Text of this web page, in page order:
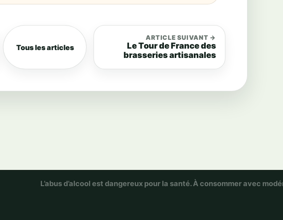
Tous les articles
ARTICLE SUIVANT →
Le Tour de France des
brasseries artisanales
L’abus d’alcool est dangereux pour la santé. À consommer avec